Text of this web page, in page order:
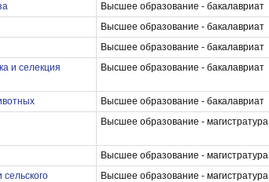
Высшее образование - бакалавриат
Высшее образование - бакалавриат
Высшее образование - бакалавриат
и селекция
Высшее образование - бакалавриат
Высшее образование - бакалавриат
Высшее образование - магистратура
Высшее образование - магистратура
Высшее образование - магистратура